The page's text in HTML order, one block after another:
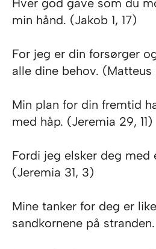
Hver god gave som du
min hånd. (Jakob 1, 17)
For jeg er din forsørger
alle dine behov. (Matteus
Min plan for din fremtid
med håp. (Jeremia 29, 11)
Fordi jeg elsker deg
(Jeremia 31, 3)
Mine tanker for deg er
sandkornene på